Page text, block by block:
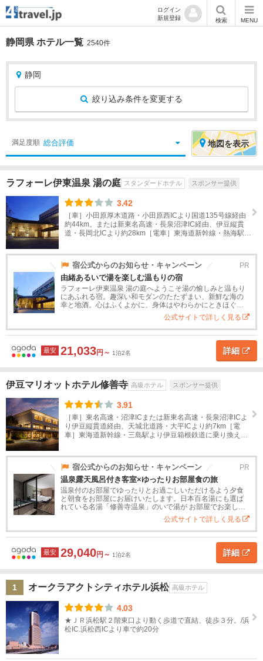
ログイン
新規登録
検索 MENU
静岡県 ホテル一覧 2540件
静岡
絞り込み条件を変更する
り
み
条
件
宿
地
ル
イ
ス
タ
ン
ダ
ー
ド
ホ
ル
高
級
ホ
テ
ル
旅
館
高
級
旅
館
ペ
ン
シ
ョ
ン
民
宿
貸
別
荘
名
こ
の
条
件
で
探
す
地図
を表示
リ
を
選
択
北
海
関
信
北
陸
岐
阜
静
岡
静
岡
す
べ
て
静
満足度順 総合評価 地図を表示
ラフォーレ伊東温泉 湯の庭 スタンダードホテル スポンサー提供
3.42
［車］小田原厚木道路・小田原西ICより国道135号線経由
約44km。または新東名高速・長泉沼津IC経由、伊豆縦貫
道・長岡北ICより約28km［電車］東海道新幹線・熱海駅よ
宿公式からのお知らせ・キャンペーン PR
由緒あるいで湯を楽しむ温もりの宿
ラフォーレ伊東温泉 湯の庭へようこそ湯の愉しみと温もり
にあふれる宿。趣深い和モダンのたたずまい、新鮮な海の
幸と地酒。心はふくよかに、身体はやわらかにときほぐさ
れてゆきます。やさしく満ち足りた“なごみ時間”に出会う旅
公式サイトで詳しく見る
最安 21,033円～ 1泊2名 詳細
伊豆マリオットホテル修善寺 高級ホテル スポンサー提供
3.91
［車］東名高速・沼津ICまたは新東名高速・長泉沼津ICよ
り伊豆縦貫道経由、天城北道路・大平ICより約7km［電
車］東海道新幹線・三島駅より伊豆箱根鉄道に乗り換え修
宿公式からのお知らせ・キャンペーン PR
温泉露天風呂付き客室×ゆったりお部屋食の旅
温泉付のお部屋でゆったりとお過ごしいただけるよう夕食
と朝食をお部屋にお届けいたします。日本百名湯にも選ば
れている名湯「修善寺温泉」のいで湯が お部屋でお楽しみ
いただけますのでどうぞ時を忘れて贅沢湯浴みをお楽しみ
ください。【プラン内容】・宿泊...公式サイトで詳しく見る
最安 29,040円～ 1泊2名 詳細
1 オークラアクトシティホテル浜松 高級ホテル
4.03
★ＪＲ浜松駅２階東口より動く歩道で直結、徒歩３分。/浜
松IC.浜松西ICより車で約20分